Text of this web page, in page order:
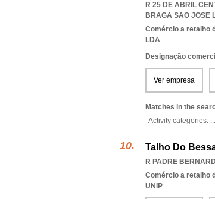
R 25 DE ABRIL
BRAGA SAO JOSE
Comércio a retalho
LDA
Designação
Ver empresa
Matches in the
Activity categories: ...
Talho Do
R PADRE
Comércio a retalho
UNIP